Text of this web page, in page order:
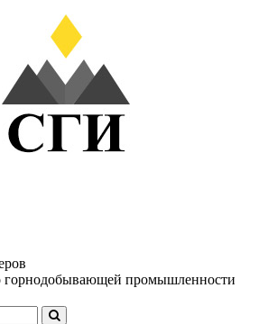
горнодобывающей промышленности